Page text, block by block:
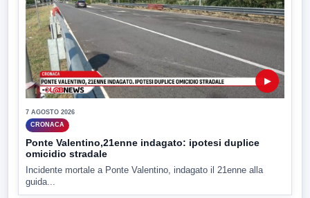
▶
7 AGOSTO 2026
CRONACA
Ponte Valentino,21enne indagato: ipotesi duplice
omicidio stradale
Incidente mortale a Ponte Valentino, indagato il 21enne alla
guida...